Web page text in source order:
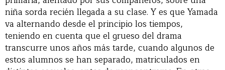
niña sorda recién llegada a su clase. Y es que Yamada
va alternando desde el principio los tiempos,
teniendo en cuenta que el grueso del drama
transcurre unos años más tarde, cuando algunos de
estos alumnos se han separado, matriculados en